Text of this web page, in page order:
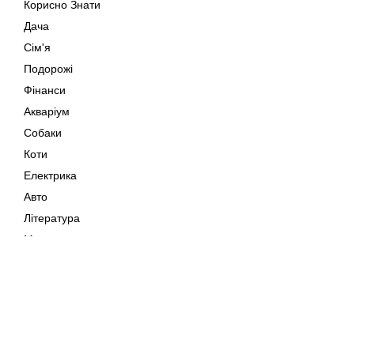
Корисно Знати
Дача
Сім'я
Подорожі
Фінанси
Акваріум
Собаки
Коти
Електрика
Авто
Література
Музика